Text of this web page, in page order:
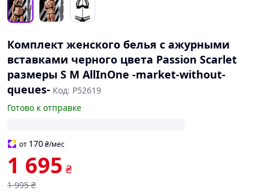
Комплект женского белья с ажурными
вставками черного цвета Passion Scarlet
размеры S M AllInOne -market-without-
queues- Код: P52619
Готово к отправке
от 170₴/мес
1 695 ₴
1 995 ₴